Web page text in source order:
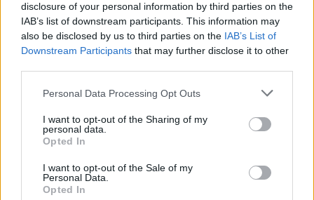
disclosure of your personal information by third parties on the
IAB’s list of downstream participants. This information may
also be disclosed by us to third parties on the IAB’s List of
Downstream Participants that may further disclose it to other
Personal Data Processing Opt Outs
I want to opt-out of the Sharing of my
personal data.
Opted In
I want to opt-out of the Sale of my
Personal Data.
Opted In
00:01:29
Broliai Ballai pasismagino triuškindami „Lietuvos rytas-
2“ komandą
Brolių Ballų debiutą „Vytauto“ gretose stebėjo daugiau
nei 125 tūkst. aistruolių